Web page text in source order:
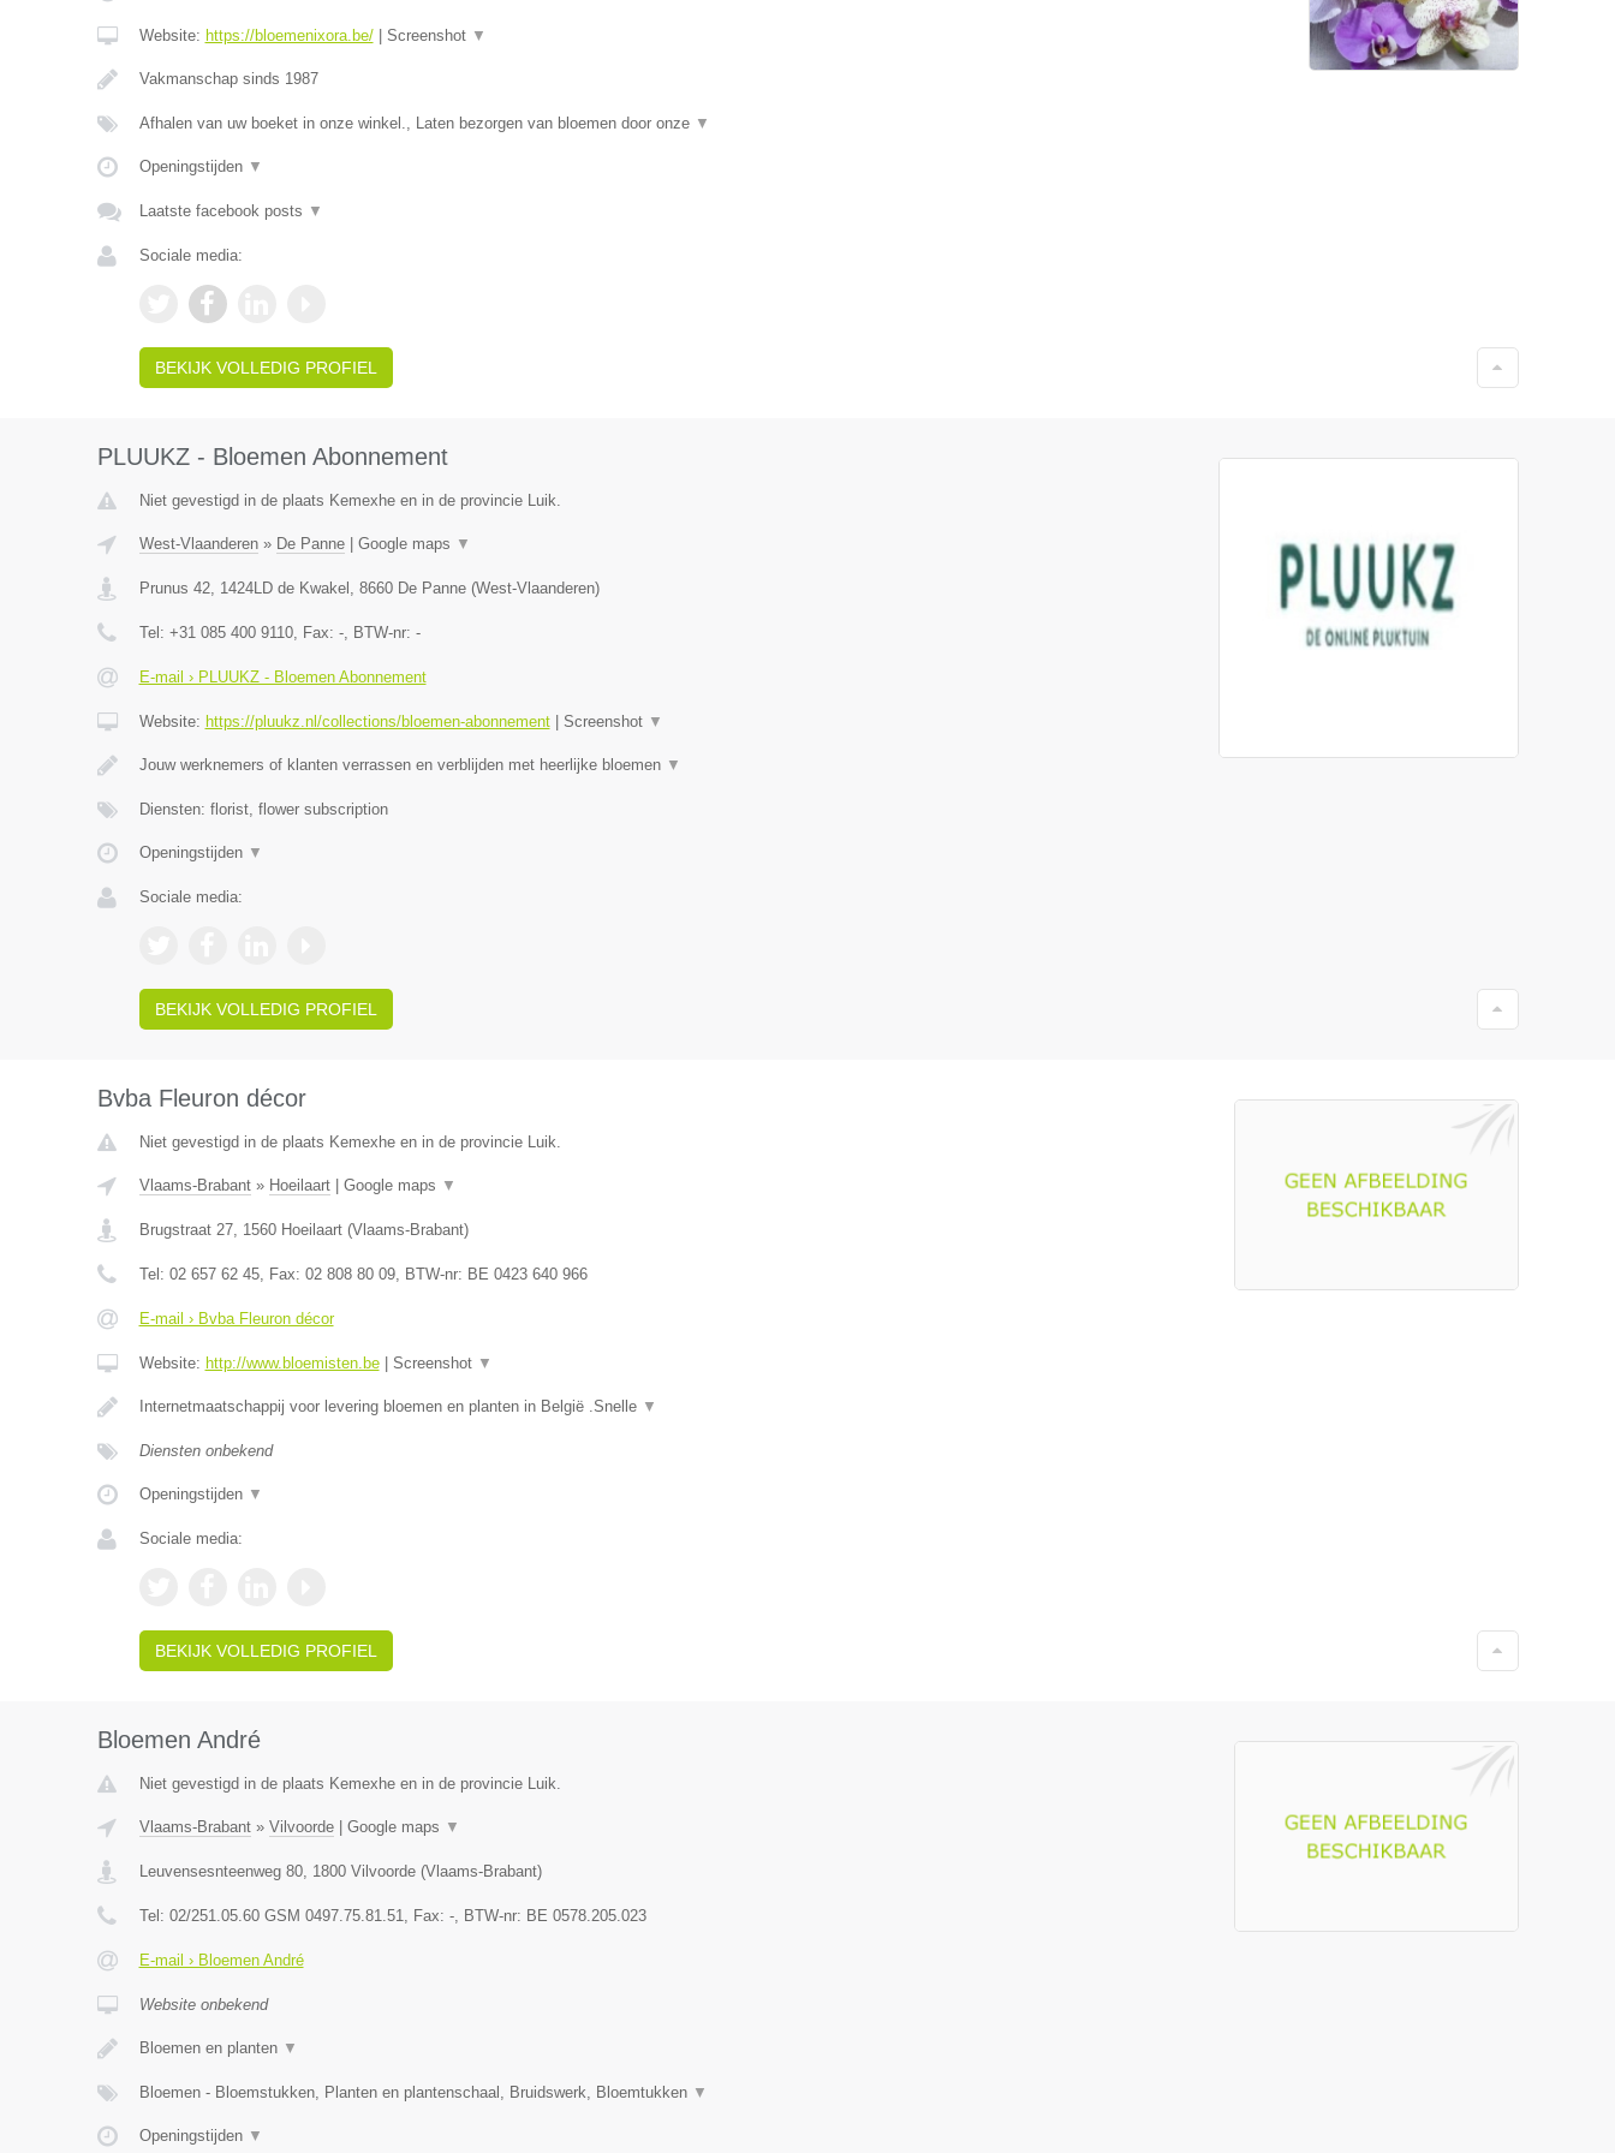
Website: https://bloemenixora.be/| Screenshot ▼
Vakmanschap sinds 1987
Afhalen van uw boeket in onze winkel., Laten bezorgen van bloemen door onze ▼
Openingstijden ▼
Laatste facebook posts ▼
Sociale media:
BEKIJK VOLLEDIG PROFIEL
PLUUKZ - Bloemen Abonnement
Niet gevestigd in de plaats Kemexhe en in de provincie Luik.
West-Vlaanderen» De Panne| Google maps ▼
Prunus 42, 1424LD de Kwakel , 8660 De Panne(West-Vlaanderen)
Tel: +31 085 400 9110, Fax: -, BTW-nr: -
E-mail › PLUUKZ - Bloemen Abonnement
Website: https://pluukz.nl/collections/bloemen-abonnement| Screenshot ▼
Jouw werknemers of klanten verrassen en verblijden met heerlijke bloemen ▼
Diensten: florist, flower subscription
Openingstijden ▼
Sociale media:
BEKIJK VOLLEDIG PROFIEL
Bvba Fleuron décor
Niet gevestigd in de plaats Kemexhe en in de provincie Luik.
Vlaams-Brabant» Hoeilaart| Google maps ▼
Brugstraat 27, 1560 Hoeilaart(Vlaams-Brabant)
Tel: 02 657 62 45, Fax: 02 808 80 09, BTW-nr: BE 0423 640 966
E-mail › Bvba Fleuron décor
Website: http://www.bloemisten.be| Screenshot ▼
Internetmaatschappij voor levering bloemen en planten in België .Snelle ▼
Diensten onbekend
Openingstijden ▼
Sociale media:
BEKIJK VOLLEDIG PROFIEL
Bloemen André
Niet gevestigd in de plaats Kemexhe en in de provincie Luik.
Vlaams-Brabant» Vilvoorde| Google maps ▼
Leuvensesnteenweg 80, 1800 Vilvoorde(Vlaams-Brabant)
Tel: 02/251.05.60 GSM 0497.75.81.51, Fax: -, BTW-nr: BE 0578.205.023
E-mail › Bloemen André
Website onbekend
Bloemen en planten ▼
Bloemen - Bloemstukken, Planten en plantenschaal, Bruidswerk, Bloemtukken ▼
Openingstijden ▼